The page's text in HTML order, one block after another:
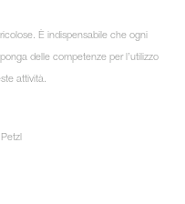
È indispensabile che ogni
delle competenze per l’utilizzo
attività.